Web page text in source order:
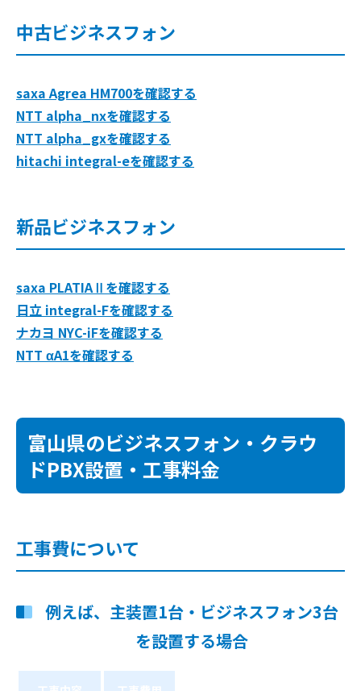
中古ビジネスフォン
saxa Agrea HM700を確認する
NTT alpha_nxを確認する
NTT alpha_gxを確認する
hitachi integral-eを確認する
新品ビジネスフォン
saxa PLATIAⅡを確認する
日立 integral-Fを確認する
ナカヨ NYC-iFを確認する
NTT αA1を確認する
富山県のビジネスフォン・クラウ
ドPBX設置・工事料金
工事費について
例えば、主装置1台・ビジネスフォン3台
を設置する場合